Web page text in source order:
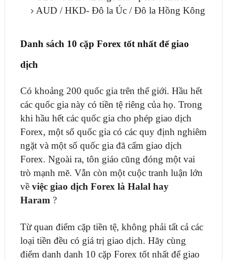
AUD / HKD- Đô la Úc / Đô la Hồng Kông
Danh sách 10 cặp Forex tốt nhất để giao
dịch
Có khoảng 200 quốc gia trên thế giới. Hầu hết
các quốc gia này có tiền tệ riêng của họ. Trong
khi hầu hết các quốc gia cho phép giao dịch
Forex, một số quốc gia có các quy định nghiêm
ngặt và một số quốc gia đã cấm giao dịch
Forex. Ngoài ra, tôn giáo cũng đóng một vai
trò mạnh mẽ. Vẫn còn một cuộc tranh luận lớn
về việc giao dịch Forex là Halal hay
Haram ?
Từ quan điểm cặp tiền tệ, không phải tất cả các
loại tiền đều có giá trị giao dịch. Hãy cùng
điểm danh danh 10 cặp Forex tốt nhất để giao